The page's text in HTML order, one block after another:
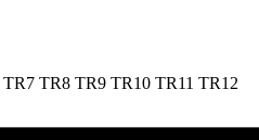
TR7 TR8 TR9 TR10 TR11 TR12